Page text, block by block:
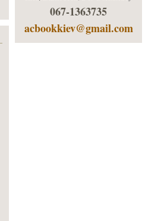
067-1363735
acbookkiev@gmail.com